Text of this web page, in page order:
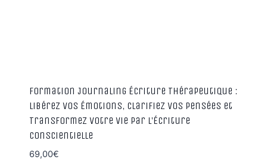
Formation Journaling Écriture Thérapeutique :
Libérez Vos Émotions, Clarifiez Vos Pensées et
Transformez Votre Vie par l’Écriture
Conscientielle
69,00€